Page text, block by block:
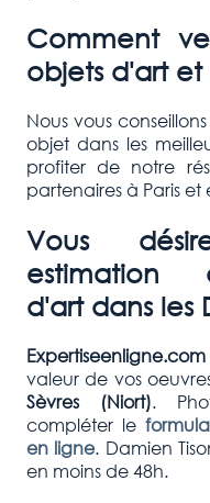
Comment
objets d'art et
Nous vous
objet dans les
profiter de notre
partenaires à Paris et
Vous
d'art dans les
Expertiseenligne.com
valeur de vos
Sèvres(Niort).
compléter le
en ligne. Damien
en moins de 48h.